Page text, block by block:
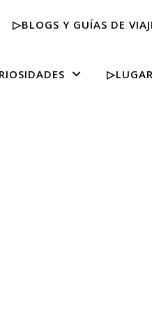
▷BLOGS Y GUÍAS DE